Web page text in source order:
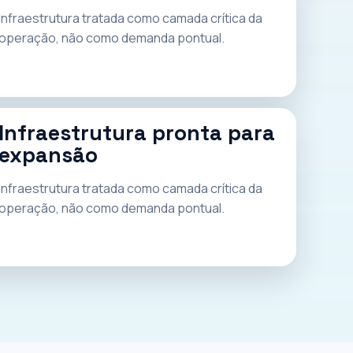
tratada como camada crítica da
não como demanda pontual.
pronta para
tratada como camada crítica da
não como demanda pontual.